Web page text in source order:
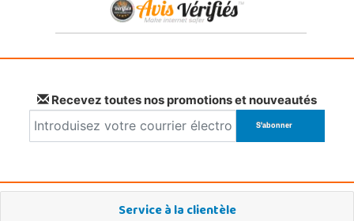
Recevez toutes nos promotions et nouveautés
Service à la clientèle